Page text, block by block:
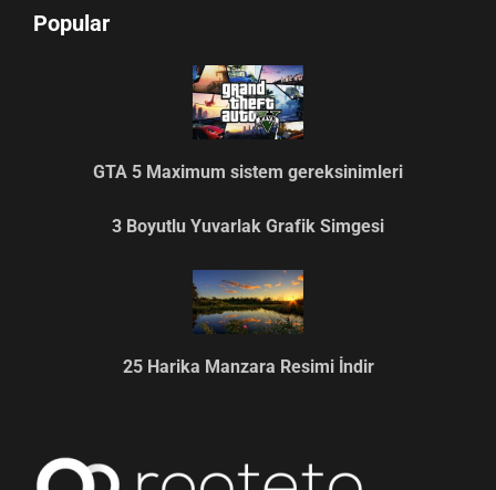
Popular
GTA 5 Maximum sistem gereksinimleri
3 Boyutlu Yuvarlak Grafik Simgesi
25 Harika Manzara Resimi İndir